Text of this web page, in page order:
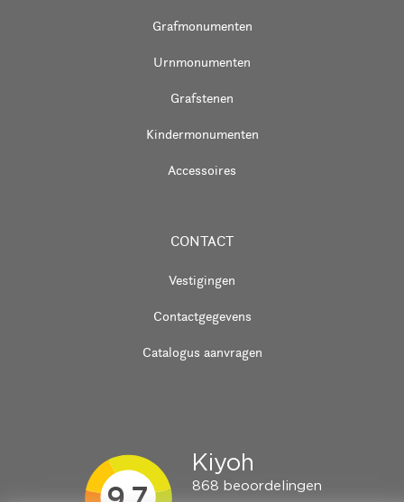
Grafmonumenten
Urnmonumenten
Grafstenen
Kindermonumenten
Accessoires
CONTACT
Vestigingen
Contactgegevens
Catalogus aanvragen